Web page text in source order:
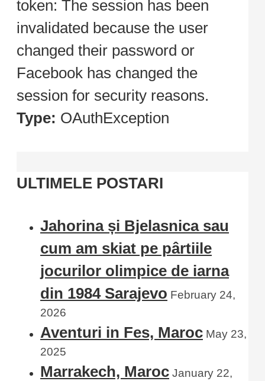
token: The session has been
invalidated because the user
changed their password or
Facebook has changed the
session for security reasons.
Type: OAuthException
ULTIMELE POSTARI
Jahorina și Bjelasnica sau
cum am skiat pe pârtiile
jocurilor olimpice de iarna
din 1984 Sarajevo February 24,
2026
Aventuri in Fes, Maroc May 23,
2025
Marrakech, Maroc January 22,